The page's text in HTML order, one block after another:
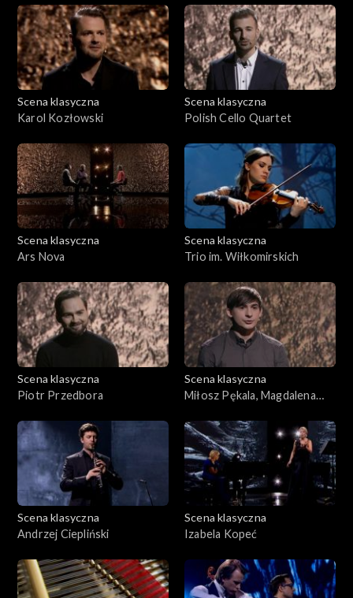
Scena klasyczna
Karol Kozłowski
Scena klasyczna
Polish Cello Quartet
Scena klasyczna
Ars Nova
Scena klasyczna
Trio im. Wiłkomirskich
Scena klasyczna
Piotr Przedbora
Scena klasyczna
Miłosz Pękala, Magdalena
Scena klasyczna
Andrzej Ciepliński
Scena klasyczna
Izabela Kopeć